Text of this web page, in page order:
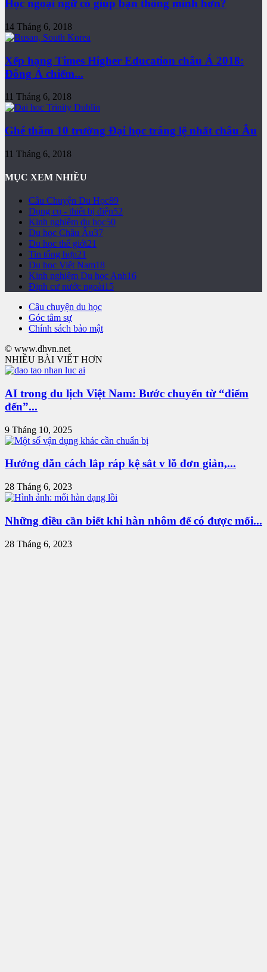
Học ngoại ngữ có giúp bạn thông minh hơn?
14 Tháng 6, 2018
Xếp hạng Times Higher Education châu Á 2018:
Đông Á chiếm...
11 Tháng 6, 2018
Ghé thăm 10 trường Đại học tráng lệ nhất châu Âu
11 Tháng 6, 2018
MỤC XEM NHIỀU
Câu Chuyện Du Học89
Dụng cụ - thiết bị điện52
Kinh nghiệm du học50
Du học Châu Âu37
Du học thế giới21
Tin tổng hợp21
Du học Việt Nam18
Kinh nghiệm Du học Anh16
Định cư nước ngoài15
Câu chuyện du học
Góc tâm sự
Chính sách bảo mật
© www.dhvn.net
NHIỀU BÀI VIẾT HƠN
AI trong du lịch Việt Nam: Bước chuyển từ “điểm
đến”...
9 Tháng 10, 2025
Hướng dẫn cách lắp ráp kệ sắt v lỗ đơn giản,...
28 Tháng 6, 2023
Những điều cần biết khi hàn nhôm để có được mối...
28 Tháng 6, 2023